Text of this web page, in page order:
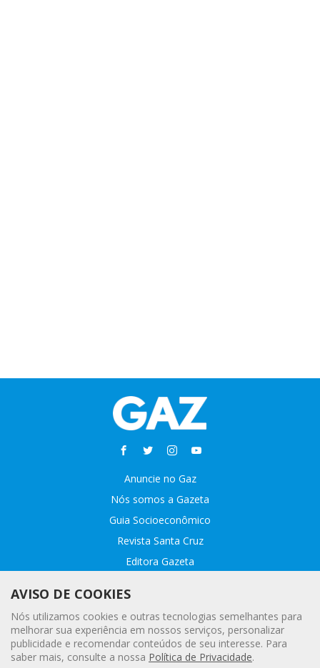
Anuncie no Gaz
Nós somos a Gazeta
Guia Socioeconômico
Revista Santa Cruz
Editora Gazeta
Fale conosco
Webmail
Assinatura Premiada
AVISO DE COOKIES
Nós utilizamos cookies e outras tecnologias semelhantes para
melhorar sua experiência em nossos serviços, personalizar
publicidade e recomendar conteúdos de seu interesse. Para
saber mais, consulte a nossa Política de Privacidade.